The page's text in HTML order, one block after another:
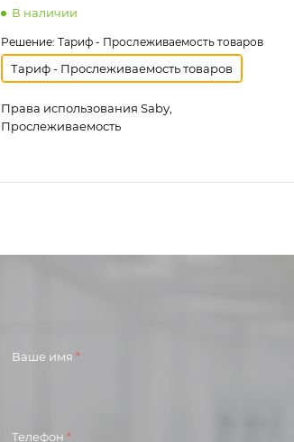
В наличии
Решение: Тариф - Прослеживаемость товаров
Тариф - Прослеживаемость товаров
Права использования Saby,
Прослеживаемость
Ваше имя *
Телефон *